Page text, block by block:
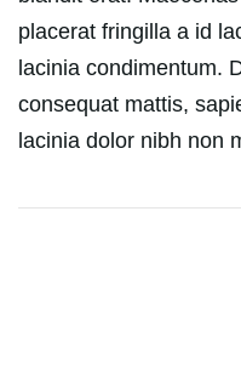
placerat fringilla a id
lacinia condimentum.
consequat mattis,
lacinia dolor nibh non